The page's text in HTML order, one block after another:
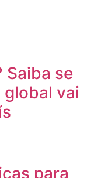
Saiba se
vai
para